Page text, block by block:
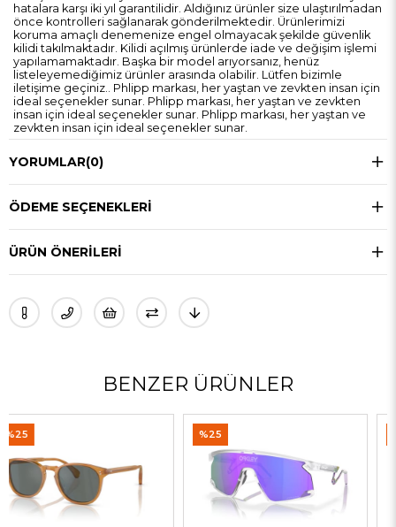
hatalara karşı iki yıl garantilidir. Aldığınız ürünler size ulaştırılmadan
önce kontrolleri sağlanarak gönderilmektedir. Ürünlerimizi
koruma amaçlı denemenize engel olmayacak şekilde güvenlik
kilidi takılmaktadır. Kilidi açılmış ürünlerde iade ve değişim işlemi
yapılamamaktadır. Başka bir model arıyorsanız, henüz
listeleyemediğimiz ürünler arasında olabilir. Lütfen bizimle
iletişime geçiniz.. Phlipp markası, her yaştan ve zevkten insan için
ideal seçenekler sunar. Phlipp markası, her yaştan ve zevkten
insan için ideal seçenekler sunar. Phlipp markası, her yaştan ve
zevkten insan için ideal seçenekler sunar.
YORUMLAR(0)
ÖDEME SEÇENEKLERI
ÜRÜN ÖNERILERI
BENZER ÜRÜNLER